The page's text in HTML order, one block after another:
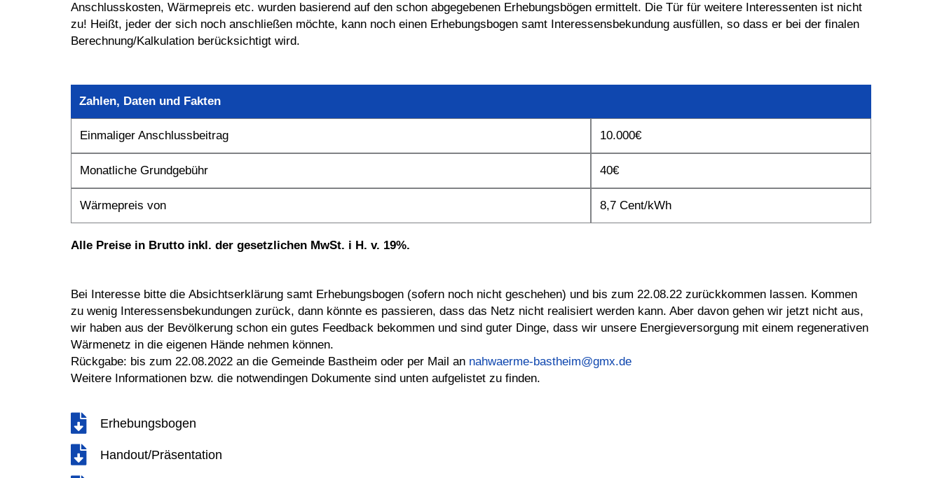
Anschlusskosten, Wärmepreis etc. wurden basierend auf den schon abgegebenen Erhebungsbögen ermittelt. Die Tür für weitere Interessenten ist nicht
zu! Heißt, jeder der sich noch anschließen möchte, kann noch einen Erhebungsbogen samt Interessensbekundung ausfüllen, so dass er bei der finalen
Berechnung/Kalkulation berücksichtigt wird.
Zahlen, Daten und Fakten
Einmaliger Anschlussbeitrag 10.000€
Monatliche Grundgebühr 40€
Wärmepreis von 8,7 Cent/kWh
Alle Preise in Brutto inkl. der gesetzlichen MwSt. i H. v. 19%.
Bei Interesse bitte die Absichtserklärung samt Erhebungsbogen (sofern noch nicht geschehen) und bis zum 22.08.22 zurückkommen lassen. Kommen
zu wenig Interessensbekundungen zurück, dann könnte es passieren, dass das Netz nicht realisiert werden kann. Aber davon gehen wir jetzt nicht aus,
wir haben aus der Bevölkerung schon ein gutes Feedback bekommen und sind guter Dinge, dass wir unsere Energieversorgung mit einem regenerativen
Wärmenetz in die eigenen Hände nehmen können.
Rückgabe: bis zum 22.08.2022 an die Gemeinde Bastheim oder per Mail an nahwaerme-bastheim@gmx.de
Weitere Informationen bzw. die notwendingen Dokumente sind unten aufgelistet zu finden.
Erhebungsbogen
Handout/Präsentation